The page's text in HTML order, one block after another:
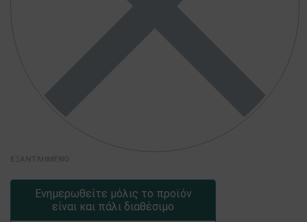
Ενημερωθείτε μόλις το προϊόν
είναι και πάλι διαθέσιμο